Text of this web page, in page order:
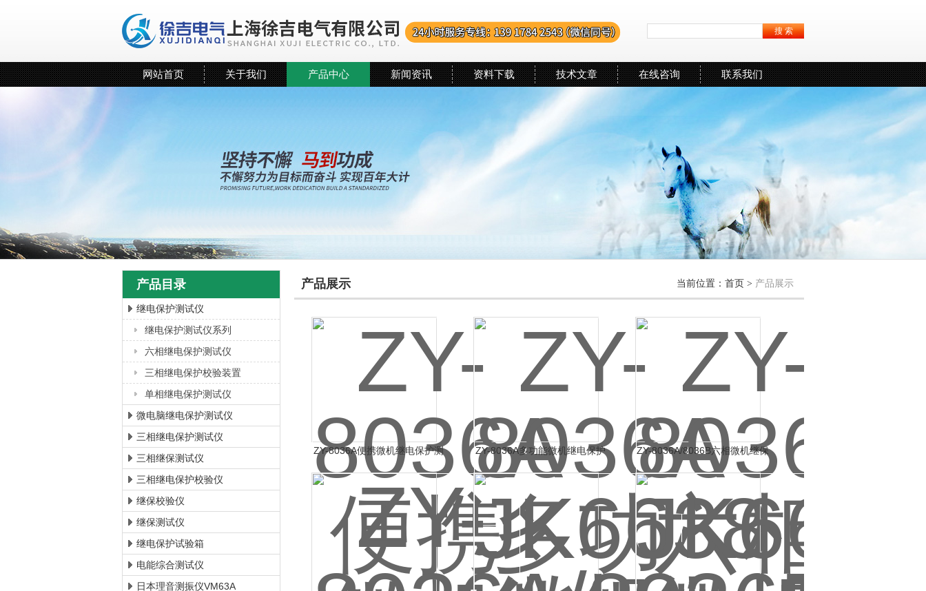
上海徐吉电气有限公司
网站首页 关于我们 产品中心 新闻资讯 资料下载 技术文章 在线咨询 联系我们
产品目录
继电保护测试仪
继电保护测试仪系列
六相继电保护测试仪
三相继电保护校验装置
单相继电保护测试仪
微电脑继电保护测试仪
三相继电保护测试仪
三相继保测试仪
三相继电保护校验仪
继保校验仪
继保测试仪
继电保护试验箱
电能综合测试仪
日本理音测振仪VM63A
产品展示 当前位置： 首页 > 产品展示
ZY-8036A便携微机继电保护测
试仪
ZY-8036A多功能微机继电保护
测试仪
ZY-8036A/8036B六相微机继保
试验测试仪